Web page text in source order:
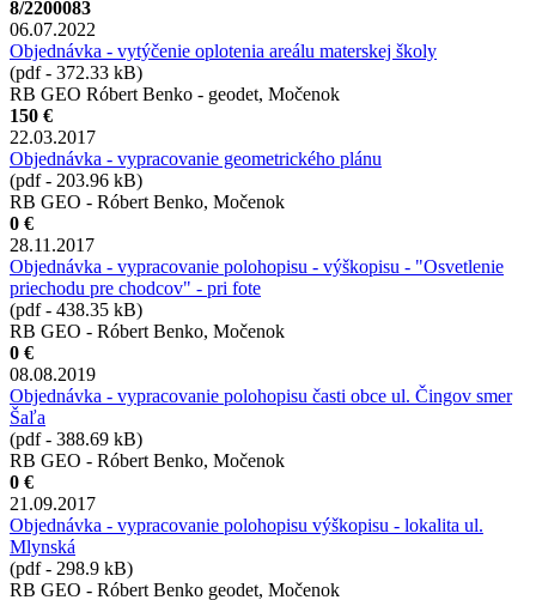
8/2200083
06.07.2022
Objednávka - vytýčenie oplotenia areálu materskej školy
(pdf - 372.33 kB)
RB GEO Róbert Benko - geodet, Močenok
150 €
22.03.2017
Objednávka - vypracovanie geometrického plánu
(pdf - 203.96 kB)
RB GEO - Róbert Benko, Močenok
0 €
28.11.2017
Objednávka - vypracovanie polohopisu - výškopisu - "Osvetlenie
priechodu pre chodcov" - pri fote
(pdf - 438.35 kB)
RB GEO - Róbert Benko, Močenok
0 €
08.08.2019
Objednávka - vypracovanie polohopisu časti obce ul. Čingov smer
Šaľa
(pdf - 388.69 kB)
RB GEO - Róbert Benko, Močenok
0 €
21.09.2017
Objednávka - vypracovanie polohopisu výškopisu - lokalita ul.
Mlynská
(pdf - 298.9 kB)
RB GEO - Róbert Benko geodet, Močenok